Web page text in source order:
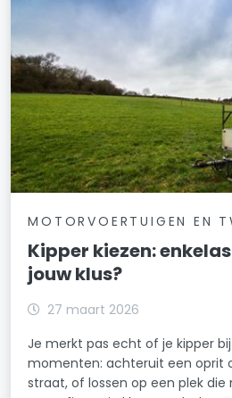
MOTORVOERTUIGEN EN
Kipper kiezen:
jouw klus?
27 maart 2026
Je merkt pas echt of je kipper
momenten: achteruit een oprit
straat, of lossen op een plek die